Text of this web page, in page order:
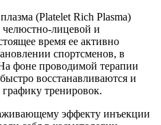
(Platelet Rich Plasma)
челюстно-лицевой и
время ее активно
спортсменов, в
фоне проводимой терапии
восстанавливаются и
тренировок.
эффекту инъекции